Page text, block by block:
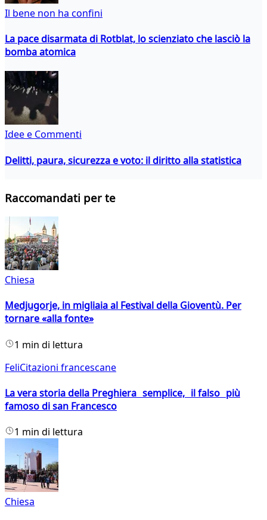
Il bene non ha confini
La pace disarmata di Rotblat, lo scienziato che lasciò la
bomba atomica
Idee e Commenti
Delitti, paura, sicurezza e voto: il diritto alla statistica
Raccomandati per te
Chiesa
Medjugorje, in migliaia al Festival della Gioventù. Per
tornare «alla fonte»
1 min di lettura
FeliCitazioni francescane
La vera storia della Preghiera semplice, il falso più
famoso di san Francesco
1 min di lettura
Chiesa